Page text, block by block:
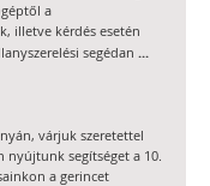
a
illetve kérdés esetén
segédan ...
várjuk szeretettel
nyújtunk segítséget a 10.
a gerincet